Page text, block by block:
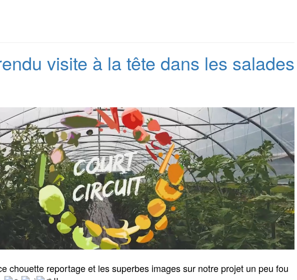
visite à la tête dans les salades
chouette reportage et les superbes images sur notre projet un peu fou